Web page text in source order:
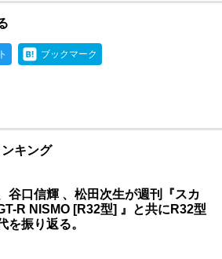
ブックマーク
キング
谷口信輝 、松田次生が週刊『スカ
R NISMO [R32型] 』と共にR32型
を振り返る。